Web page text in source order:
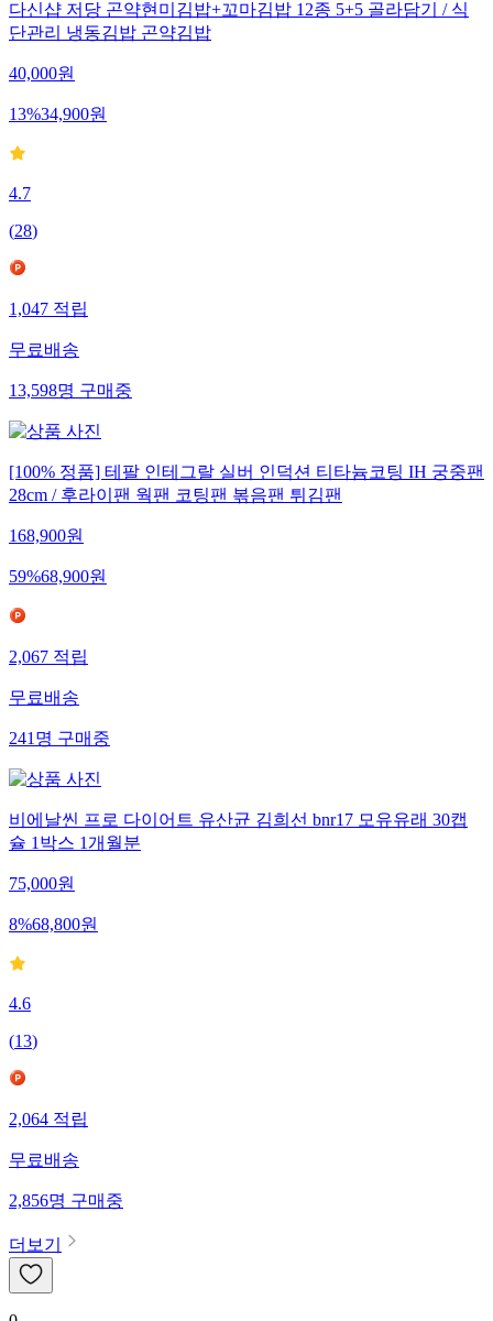
다신샵 저당 곤약현미김밥+꼬마김밥 12종 5+5 골라담기 / 식
단관리 냉동김밥 곤약김밥
40,000원
13%34,900원
4.7
(28)
1,047적립
무료배송
13,598명구매중
[100% 정품] 테팔 인테그랄 실버 인덕션 티타늄코팅 IH 궁중팬
28cm / 후라이팬 웍팬 코팅팬 볶음팬 튀김팬
168,900원
59%68,900원
2,067적립
무료배송
241명구매중
비에날씬 프로 다이어트 유산균 김희선 bnr17 모유유래 30캡
슐 1박스 1개월분
75,000원
8%68,800원
4.6
(13)
2,064적립
무료배송
2,856명구매중
더보기